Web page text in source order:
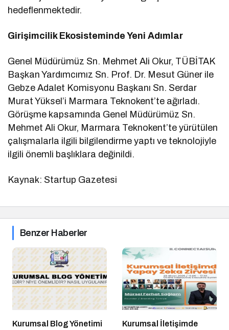
hedeflenmektedir.
Girişimcilik Ekosisteminde Yeni Adımlar
Genel Müdürümüz Sn. Mehmet Ali Okur, TÜBİTAK
Başkan Yardımcımız Sn. Prof. Dr. Mesut Güner ile
Gebze Adalet Komisyonu Başkanı Sn. Serdar
Murat Yüksel’i Marmara Teknokent’te ağırladı.
Görüşme kapsamında Genel Müdürümüz Sn.
Mehmet Ali Okur, Marmara Teknokent’te yürütülen
çalışmalarla ilgili bilgilendirme yaptı ve teknolojiyle
ilgili önemli başlıklara değinildi.
Kaynak: Startup Gazetesi
Benzer Haberler
Kurumsal Blog Yönetimi
Kurumsal İletişimde